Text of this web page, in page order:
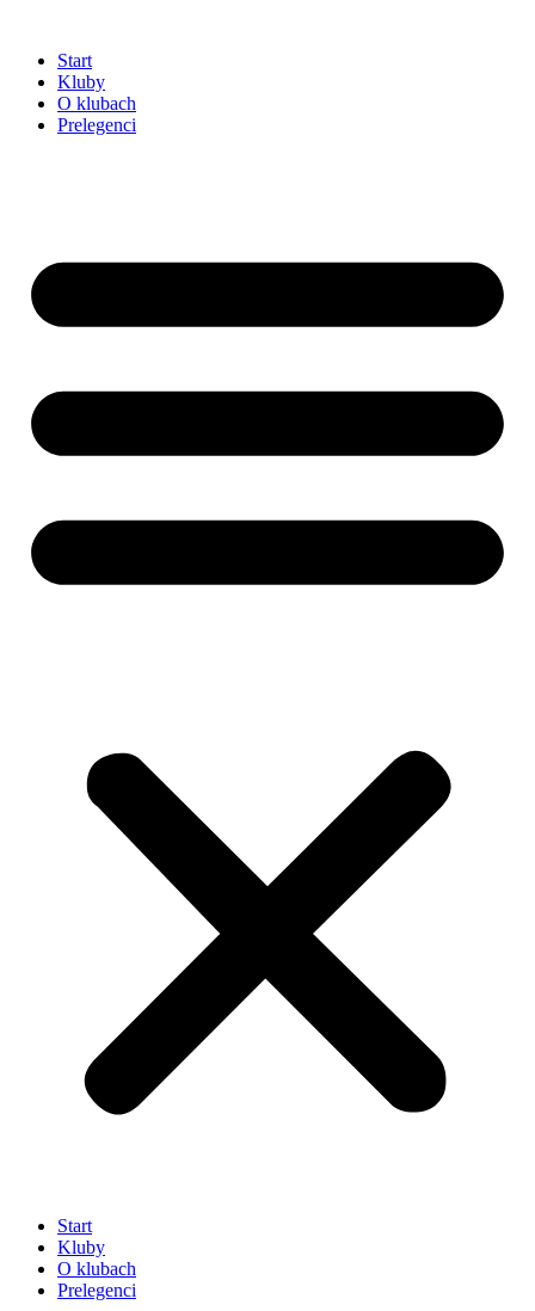
treści
Start
Kluby
O klubach
Prelegenci
Start
Kluby
O klubach
Prelegenci